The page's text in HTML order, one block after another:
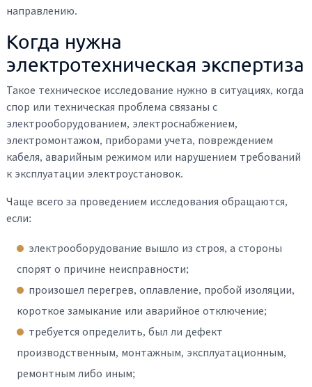
направлению.
Когда нужна
электротехническая экспертиза
Такое техническое исследование нужно в ситуациях, когда
спор или техническая проблема связаны с
электрооборудованием, электроснабжением,
электромонтажом, приборами учета, повреждением
кабеля, аварийным режимом или нарушением требований
к эксплуатации электроустановок.
Чаще всего за проведением исследования обращаются,
если:
электрооборудование вышло из строя, а стороны
спорят о причине неисправности;
произошел перегрев, оплавление, пробой изоляции,
короткое замыкание или аварийное отключение;
требуется определить, был ли дефект
производственным, монтажным, эксплуатационным,
ремонтным либо иным;